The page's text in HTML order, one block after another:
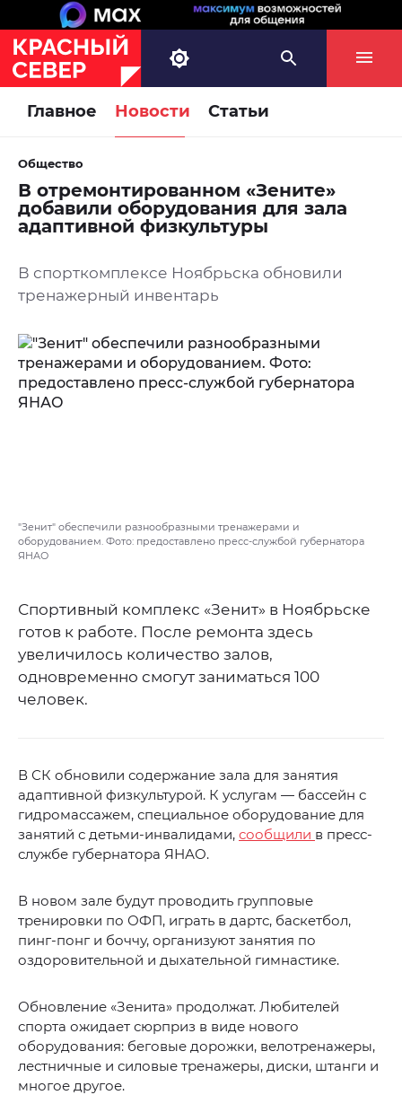
Главное Новости Статьи
Общество
В отремонтированном «Зените»
добавили оборудования для зала
адаптивной физкультуры
В спорткомплексе Ноябрьска обновили
тренажерный инвентарь
"Зенит" обеспечили разнообразными тренажерами и
оборудованием. Фото: предоставлено пресс-службой губернатора
ЯНАО
Спортивный комплекс «Зенит» в Ноябрьске
готов к работе. После ремонта здесь
увеличилось количество залов,
одновременно смогут заниматься 100
человек.
В СК обновили содержание зала для занятия
адаптивной физкультурой. К услугам — бассейн с
гидромассажем, специальное оборудование для
занятий с детьми-инвалидами, сообщили в пресс-
службе губернатора ЯНАО.
В новом зале будут проводить групповые
тренировки по ОФП, играть в дартс, баскетбол,
пинг-понг и боччу, организуют занятия по
оздоровительной и дыхательной гимнастике.
Обновление «Зенита» продолжат. Любителей
спорта ожидает сюрприз в виде нового
оборудования: беговые дорожки, велотренажеры,
лестничные и силовые тренажеры, диски, штанги и
многое другое.